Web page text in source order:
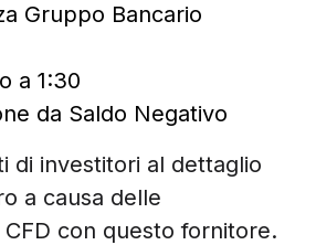
Gruppo Bancario
a 1:30
da Saldo Negativo
di investitori al dettaglio
a causa delle
CFD con questo fornitore.